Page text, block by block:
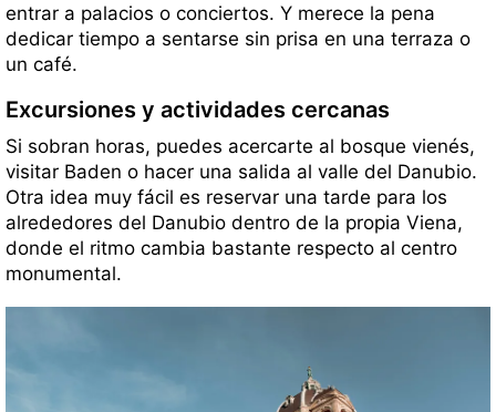
entrar a palacios o conciertos. Y merece la pena
dedicar tiempo a sentarse sin prisa en una terraza o
un café.
Excursiones y actividades cercanas
Si sobran horas, puedes acercarte al bosque vienés,
visitar Baden o hacer una salida al valle del Danubio.
Otra idea muy fácil es reservar una tarde para los
alrededores del Danubio dentro de la propia Viena,
donde el ritmo cambia bastante respecto al centro
monumental.